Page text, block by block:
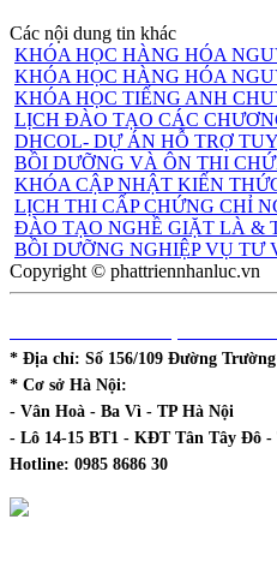
Các nội dung tin khác
KHÓA HỌC HÀNG HÓA
KHÓA HỌC HÀNG HÓA
KHÓA HỌC TIẾNG ANH
LỊCH ĐÀO TẠO CÁC
DHCOL- DỰ ÁN HỖ TRỢ
BỒI DƯỠNG VÀ ÔN THI
KHÓA CẬP NHẬT KIẾN
LỊCH THI CẤP CHỨNG CHỈ
ĐÀO TẠO NGHỀ GIẶT LÀ &
BỒI DƯỠNG NGHIỆP VỤ TƯ
Copyright © phattriennhanluc.vn
* Địa chỉ: Số 156/109 Đường
* Cơ sở Hà Nội:
- Vân Hoà - Ba Vì - TP Hà Nội
- Lô 14-15 BT1 - KĐT Tân Tây Đô
Hotline: 0985 8686 30